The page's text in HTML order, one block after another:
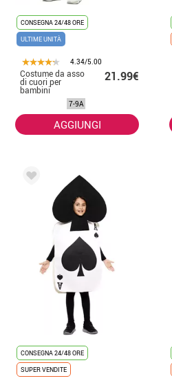
CONSEGNA 24/48 ORE
ULTIME UNITÀ
4.34/5.00
Costume da asso
di cuori per
bambini
21.99€
7-9A
AGGIUNGI
CONSEGNA 24/48 ORE
SUPER VENDITE